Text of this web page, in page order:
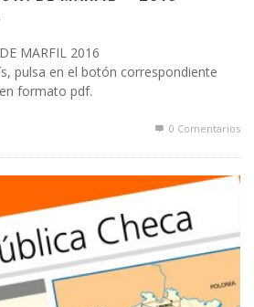
MARFIL 2016
pulsa en el botón correspondiente
formato pdf.
0 Comentarios